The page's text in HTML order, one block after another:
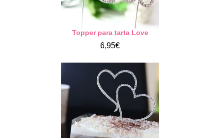
Topper para tarta Love
6,95€